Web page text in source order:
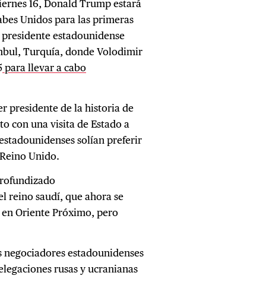
16, Donald Trump estará
Unidos para las primeras
estadounidense
Turquía, donde Volodimir
para llevar a cabo
presidente de la historia de
con una visita de Estado a
solían preferir
Unido.
reino saudí, que ahora se
Oriente Próximo, pero
estadounidenses
rusas y ucranianas